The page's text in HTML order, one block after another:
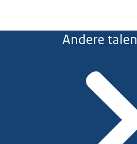
Andere talen